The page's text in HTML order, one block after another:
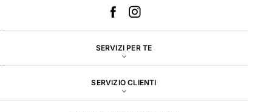
SERVIZI PER TE
SERVIZIO CLIENTI